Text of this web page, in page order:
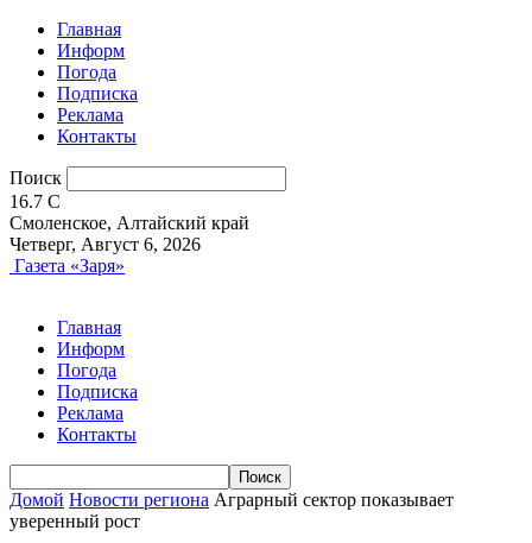
Главная
Информ
Погода
Подписка
Реклама
Контакты
Поиск
16.7 C
Смоленское, Алтайский край
Четверг, Август 6, 2026
Газета «Заря»
Главная
Информ
Погода
Подписка
Реклама
Контакты
Домой Новости региона Аграрный сектор показывает
уверенный рост